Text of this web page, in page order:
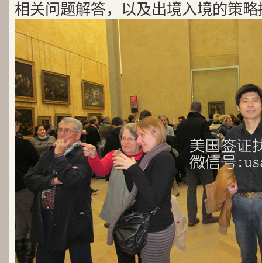
相关问题解答，以及出境入境的策